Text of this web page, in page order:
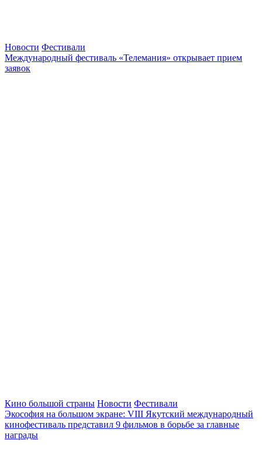
Новости Фестивали
Международный фестиваль «Телемания» открывает прием
заявок
Кино большой страны Новости Фестивали
Экософия на большом экране: VIII Якутский международный
кинофестиваль представил 9 фильмов в борьбе за главные
награды